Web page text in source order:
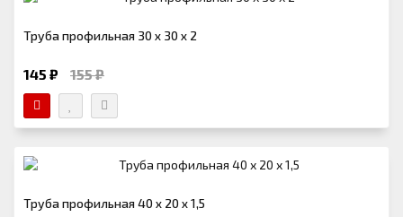
Труба профильная 30 х 30 х 2
145 ₽ 155 ₽
Труба профильная 40 х 20 х 1,5